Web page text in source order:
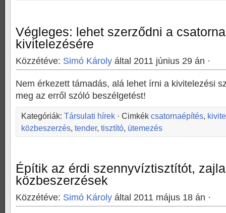
Végleges: lehet szerződni a
kivitelezésére
Közzétéve: Simó Károly által 2011 június 29 án ·
Nem érkezett támadás, alá lehet írni a kivitelezési
meg az erről szóló beszélgetést!
Kategóriák: Társulati hírek · Cimkék csatornaépítés,
közbeszerzés, tender, tisztító, ütemezés
Építik az érdi szennyvíztisztítót,
közbeszerzések
Közzétéve: Simó Károly által 2011 május 18 án ·